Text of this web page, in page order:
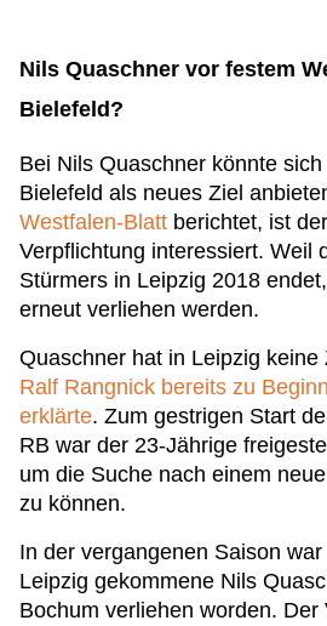
Nils Quaschner vor festem
Bielefeld?
Bei Nils Quaschner könnte
Bielefeld als neues Ziel
Westfalen-Blatt berichtet, ist
Verpflichtung interessiert. Weil
Stürmers in Leipzig 2018
erneut verliehen werden.
Quaschner hat in Leipzig keine
Ralf Rangnick bereits zu
erklärte. Zum gestrigen Start
RB war der 23-Jährige
um die Suche nach einem
zu können.
In der vergangenen Saison
Leipzig gekommene Nils
Bochum verliehen worden. Der